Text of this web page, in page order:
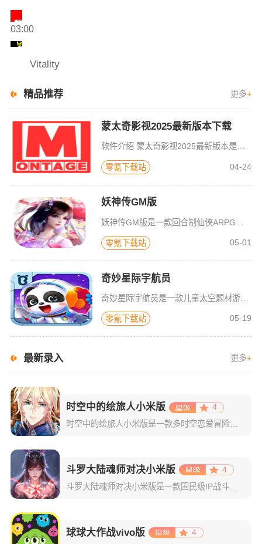
03:00
Vitality
精品推荐 更多+
蒙太奇影视2025最新版本下载
软件介绍 蒙太奇影视2025最新版本是一款全面升级的追剧看片软件。它整合了好多不同平台的影视资源，让我们不
零氪下载站 04-24
妖神传GM版
零氪下载站 05-01
奇妙星际宇航员
奇妙星际宇航员是一款儿童太空题材游戏，太空是什么样子？宇航员在空间站如何生活？小朋友们一定很好奇，游戏中包含了很多关于宇宙的百科知识，配合小游戏的玩法，可以让宝宝们在一遍玩耍中学习关于神秘宇宙的知识，
零氪下载站 05-19
最新录入 更多+
时空中的绘旅人小米版
4
时空中的绘旅人小米版是一款多时空恋爱冒险类手游，主要是以二次元风格为主，采用了精致且拥有日系风格的游戏画面。游戏集结了剧情恋爱的玩法+传统的卡牌收集，再结合上精彩的游戏剧情，绝对可以给玩家们最为舒适的
斗罗大陆魂师对决小米版
4
斗罗大陆魂师对决小米版是一款国民级IP战斗手游，画面品质也很出色，基本还原了动漫中的各种人物设定和场景建模，技能特效也十分精彩，为玩家提供了沉浸式的游戏体验。在游戏中，玩家可以跟随史莱克学院的培训，一
球球大作战vivo版
4